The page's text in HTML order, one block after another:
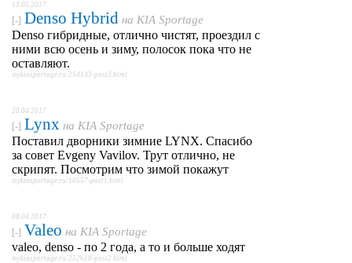
13.05.2017
[-] Denso Hybrid на KIA Sportage
Denso гибридные, отлично чистят, проездил с
ними всю осень и зиму, полосок пока что не
оставляют.
mykiasportage.ru/254143-post3.html
20.04.2017
[-] Lynx на KIA Sportage
Поставил дворники зимние LYNX. Спасибо
за совет Evgeny Vavilov. Трут отлично, не
скрипят. Посмотрим что зимой покажут
mykiasportage.ru/10557-post1.html
08.04.2017
[-] Valeo на KIA Sportage
valeo, denso - по 2 года, а то и больше ходят
mykiasportage.ru/252618-post2.html